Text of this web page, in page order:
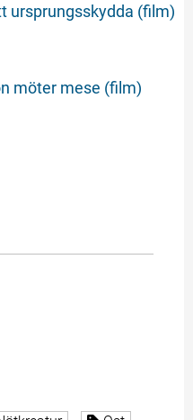
ursprungsskydda (film)
möter mese (film)